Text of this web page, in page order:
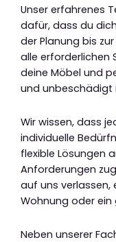
Unser erfahrenes
dafür, dass du
der Planung bis
alle erforderlichen
deine Möbel und
und unbeschädigt
Wir wissen, dass
individuelle
flexible Lösungen
Anforderungen
auf uns verlassen,
Wohnung oder ein
Neben unserer